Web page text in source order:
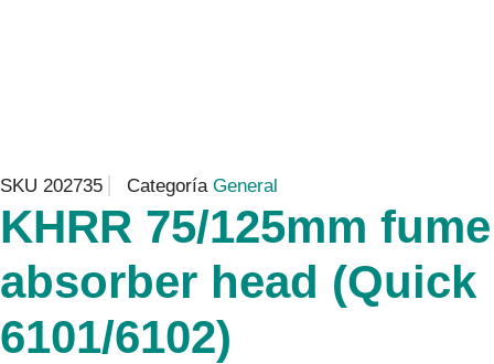
SKU 202735 Categoría General
KHRR 75/125mm fume
absorber head (Quick
6101/6102)